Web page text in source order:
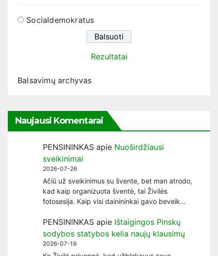
Socialdemokratus
Rezultatai
Balsavimų archyvas
Naujausi Komentarai
PENSININKAS apie Nuoširdžiausi
sveikinimai
2026-07-26
Ačiū už sveikinimus su švente, bet man atrodo,
kad kaip organizuota šventė, tai Živilės
fotosesija. Kaip visi dainininkai gavo beveik…
PENSININKAS apie Ištaigingos Pinskų
sodybos statybos kelia naujų klausimų
2026-07-19